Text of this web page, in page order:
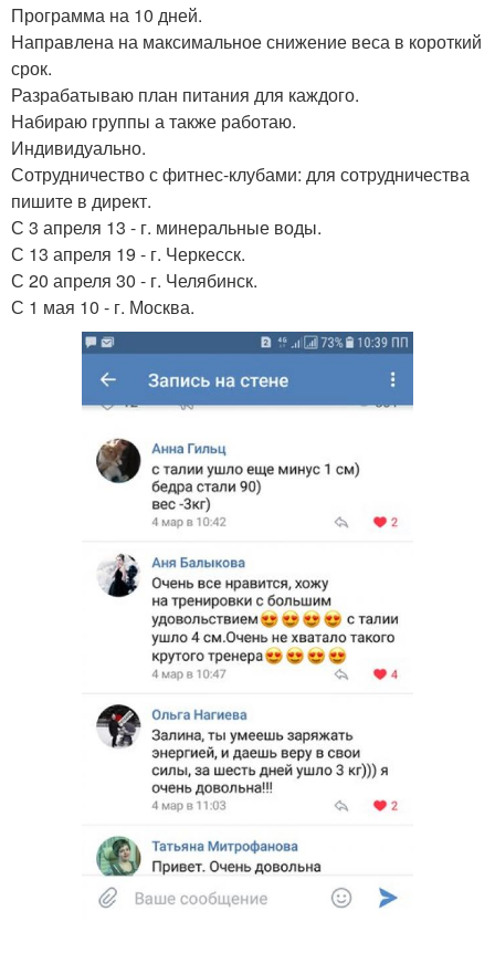
Программа на 10 дней.
Направлена на максимальное снижение веса в короткий
срок.
Разрабатываю план питания для каждого.
Набираю группы а также работаю.
Индивидуально.
Сотрудничество с фитнес-клубами: для сотрудничества
пишите в директ.
С 3 апреля 13 - г. минеральные воды.
С 13 апреля 19 - г. Черкесск.
С 20 апреля 30 - г. Челябинск.
С 1 мая 10 - г. Москва.